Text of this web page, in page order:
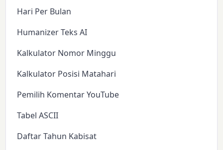
Hari Per Bulan
Humanizer Teks AI
Kalkulator Nomor Minggu
Kalkulator Posisi Matahari
Pemilih Komentar YouTube
Tabel ASCII
Daftar Tahun Kabisat